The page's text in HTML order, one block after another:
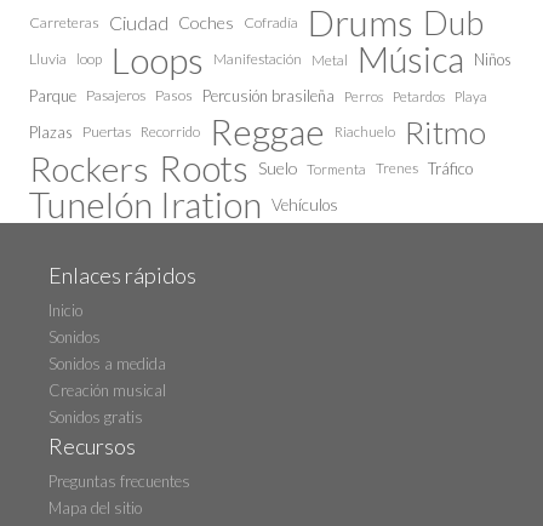
Carreteras Ciudad Coches Cofradía Drums Dub
Lluvia loop Loops Manifestación Metal Música
Niños
Parque Pasajeros Pasos Percusión brasileña Perros Petardos Playa
Plazas Puertas Recorrido Reggae Riachuelo Ritmo
Rockers Roots Suelo Tormenta Trenes Tráfico
Tunelón Iration Vehículos
Enlaces rápidos
Inicio
Sonidos
Sonidos a medida
Creación musical
Sonidos gratis
Recursos
Preguntas frecuentes
Mapa del sitio